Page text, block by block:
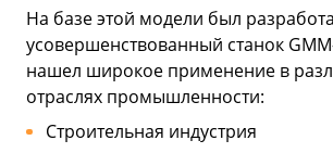
На базе этой модели был
усовершенствованный станок
нашел широкое применение в
отраслях промышленности:
Строительная индустрия